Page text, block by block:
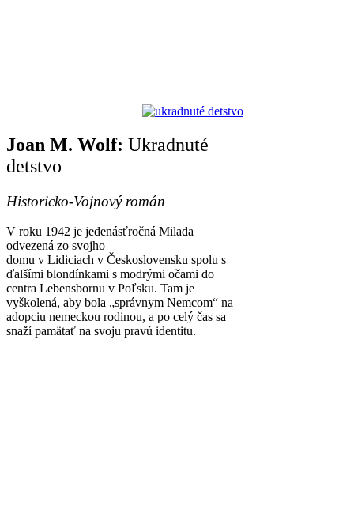
Joan M. Wolf: Ukradnuté
detstvo
Historicko-Vojnový román
V roku 1942 je jedenásťročná Milada
odvezená zo svojho
domu v Lidiciach v Československu spolu s
ďalšími blondínkami s modrými očami do
centra Lebensbornu v Poľsku. Tam je
vyškolená, aby bola „správnym Nemcom“ na
adopciu nemeckou rodinou, a po celý čas sa
snaží pamätať na svoju pravú identitu.